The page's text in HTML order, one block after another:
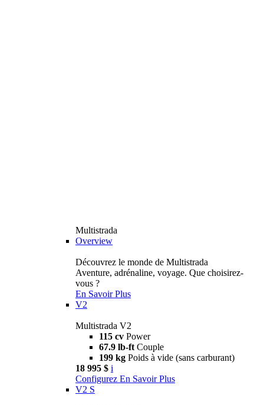
Multistrada
Overview
Découvrez le monde de Multistrada
Aventure, adrénaline, voyage. Que choisirez-
vous ?
En Savoir Plus
V2
Multistrada V2
115 cv Power
67.9 lb-ft Couple
199 kg Poids à vide (sans carburant)
18 995 $ i
Configurez En Savoir Plus
V2 S